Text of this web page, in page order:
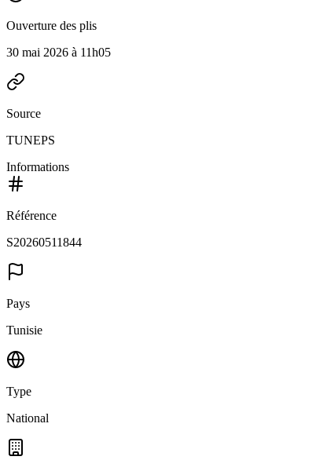
Ouverture des plis
30 mai 2026 à 11h05
Source
TUNEPS
Informations
Référence
S20260511844
Pays
Tunisie
Type
National